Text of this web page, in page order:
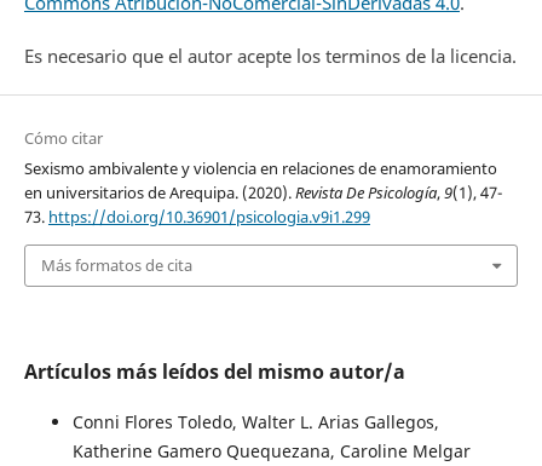
Es necesario que el autor acepte los terminos de la licencia.
Cómo citar
Sexismo ambivalente y violencia en relaciones de enamoramiento
en universitarios de Arequipa. (2020).Revista De Psicología,9(1), 47-
73. https://doi.org/10.36901/psicologia.v9i1.299
Más formatos de cita
Artículos más leídos del mismo autor/a
Conni Flores Toledo, Walter L. Arias Gallegos,
Katherine Gamero Quequezana, Caroline Melgar